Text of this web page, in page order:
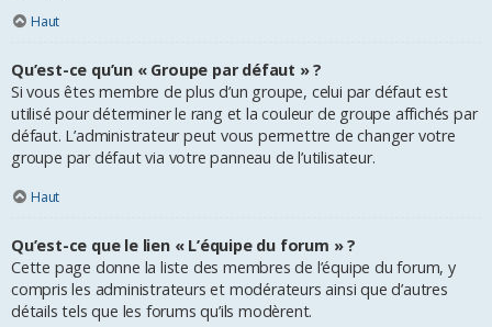
Haut
Qu’est-ce qu’un « Groupe par défaut » ?
Si vous êtes membre de plus d’un groupe, celui par défaut est
utilisé pour déterminer le rang et la couleur de groupe affichés par
défaut. L’administrateur peut vous permettre de changer votre
groupe par défaut via votre panneau de l’utilisateur.
Haut
Qu’est-ce que le lien « L’équipe du forum » ?
Cette page donne la liste des membres de l’équipe du forum, y
compris les administrateurs et modérateurs ainsi que d’autres
détails tels que les forums qu’ils modèrent.